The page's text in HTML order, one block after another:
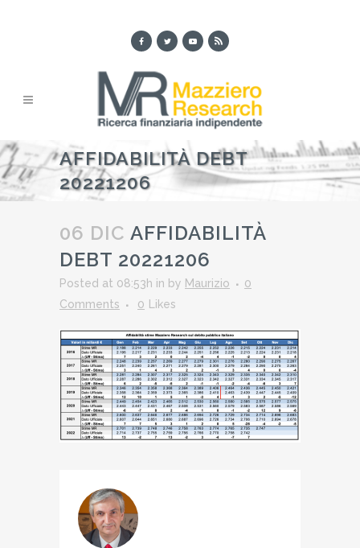
AFFIDABILITÀ DEBT
20221206
06 DIC AFFIDABILITÀ
DEBT 20221206
Posted at 08:53h in by Maurizio
0
Comments
0 Likes